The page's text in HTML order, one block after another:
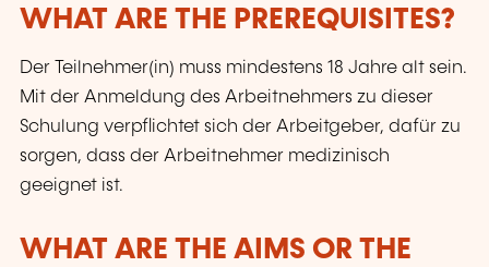
WHAT ARE THE PREREQUISITES?
Der Teilnehmer(in) muss mindestens 18 Jahre alt sein.
Mit der Anmeldung des Arbeitnehmers zu dieser
Schulung verpflichtet sich der Arbeitgeber, dafür zu
sorgen, dass der Arbeitnehmer medizinisch
geeignet ist.
WHAT ARE THE AIMS OR THE